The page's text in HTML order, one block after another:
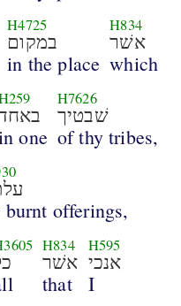
H4725
במקום
in the place
H834
אשׁר
which
one
H7626
שׁבטיך
of thy tribes,
burnt offerings,
H834
אשׁר
that
H595
אנכי
I